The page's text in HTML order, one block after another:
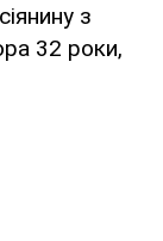
з
32 роки,